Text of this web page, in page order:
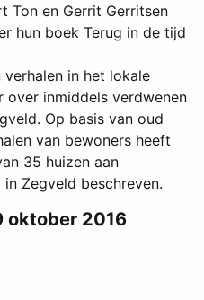
Ton en Gerrit Gerritsen
hun boek Terug in de tijd
in het lokale
over inmiddels verdwenen
Op basis van oud
van bewoners heeft
35 huizen aan
Zegveld beschreven.
oktober 2016